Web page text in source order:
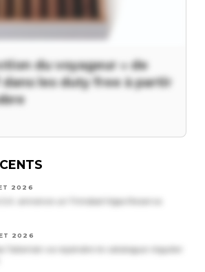
du voyageur » de
les duty free à partir
2026
S.A. annonce un Trinidad Vigia Reserva
2026
Talismán va rejoindre le catalogue régulier